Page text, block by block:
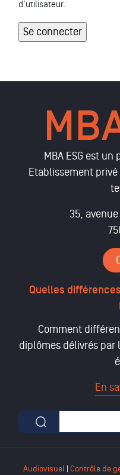
d'utilisateur.
MBA ESG est un
Etablissement
35,
Quelles
Comment
diplômes délivrés par
En
Formulaire de
Audiovisuel | Contrôle de